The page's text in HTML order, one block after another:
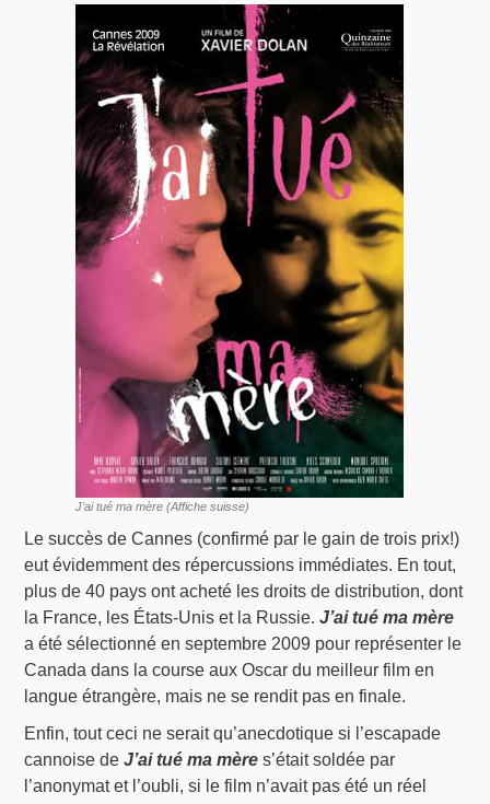
J’ai tué ma mère (Affiche suisse)
Le succès de Cannes (confirmé par le gain de trois prix!)
eut évidemment des répercussions immédiates. En tout,
plus de 40 pays ont acheté les droits de distribution, dont
la France, les États-Unis et la Russie.J’ai tué ma mère
a été sélectionné en septembre 2009 pour représenter le
Canada dans la course aux Oscar du meilleur film en
langue étrangère, mais ne se rendit pas en finale.
Enfin, tout ceci ne serait qu’anecdotique si l’escapade
cannoise deJ’ai tué ma mère s’était soldée par
l’anonymat et l’oubli, si le film n’avait pas été un réel